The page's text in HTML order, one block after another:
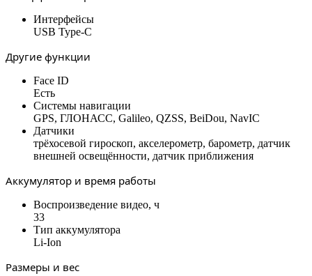
Интерфейсы
USB Type-C
Другие функции
Face ID
Есть
Системы навигации
GPS, ГЛОНАСС, Galileo, QZSS, BeiDou, NavIC
Датчики
трёхосевой гироскоп, акселерометр, барометр, датчик
внешней освещённости, датчик приближения
Аккумулятор и время работы
Воспроизведение видео, ч
33
Тип аккумулятора
Li-Ion
Размеры и вес